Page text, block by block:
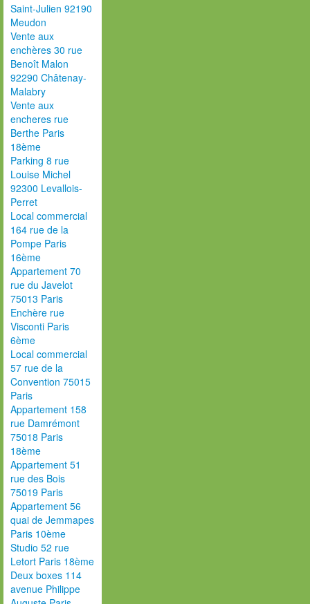
Saint-Julien 92190
Meudon
Vente aux
enchères 30 rue
Benoît Malon
92290 Châtenay-
Malabry
Vente aux
encheres rue
Berthe Paris
18ème
Parking 8 rue
Louise Michel
92300 Levallois-
Perret
Local commercial
164 rue de la
Pompe Paris
16ème
Appartement 70
rue du Javelot
75013 Paris
Enchère rue
Visconti Paris
6ème
Local commercial
57 rue de la
Convention 75015
Paris
Appartement 158
rue Damrémont
75018 Paris
18ème
Appartement 51
rue des Bois
75019 Paris
Appartement 56
quai de Jemmapes
Paris 10ème
Studio 52 rue
Letort Paris 18ème
Deux boxes 114
avenue Philippe